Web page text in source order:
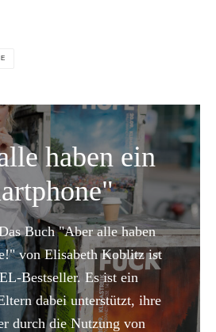
haben ein
Buch "Aber alle haben
von Elisabeth Koblitz ist
Bestseller. Es ist ein
dabei unterstützt, ihre
durch die Nutzung von